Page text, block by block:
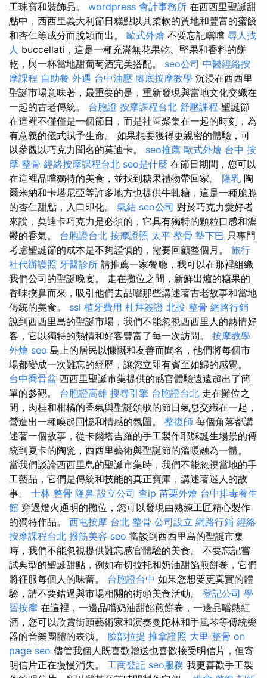
工珠寶和裝飾品。 wordpress 會計事務所 在西西里聖誕甜
點中，西西里義大利節日糕點以其柔軟的質地和豐富的蜜餞
和杏仁等成分而脫穎而出。 歐式外燴 不要忘記嚐嚐 尋人找
人 buccellati，這是一種充滿無花果乾、堅果和香料的餅
乾，與一杯當地甜葡萄酒完美搭配。 seo公司 中醫經絡按
摩課程 自助餐 外遇 台中油壓 腳底按摩教學 沉浸在西西里
聖誕市場意味著，最重要的是，重新發現與當地文化交織在
一起的古老傳統。 台胞證 按摩課程台北 舒壓課程 聖誕節
在這裡不僅僅是一個節日，而是社區聚集在一起的時刻，為
有意義的儀式賦予生命。 如果想要獲得更親密的體驗，可
以參觀以巧克力聞名的莫迪卡。 seo推薦 歐式外燴 台中 按
摩 整骨 經絡按摩課程台北 seo是什麼 在節日期間，您可以
在這裡品嚐獨特的美食，並找到糖果禮物帶回家。 隆乳 陶
爾米納和卡塔尼亞等許多地方也提供牛軋糖，這是一種脆脆
的杏仁甜點，入口即化。 氣結 seo公司 對於巧克力愛好者
來說，莫迪卡巧克力是必須的，它具有獨特的顆粒口感和濃
鬱的香氣。 台胞證台北 按摩證照 太平 整骨 墊下巴 只專門
考慮聖誕節的成本是不夠謹慎的，需要回顧整個月。 旅行
社代辦護照 牙醫診所 請推薦一家餐廳，我可以在那裡組織
我們公司的聖誕晚宴。 走在攤位之間，新鮮出爐的糖果的
香味撲鼻而來，吸引他們去品嚐那些講述著古老故事和當地
傳統的美食。 ssl 植牙費用 杜拜簽證 北投 整骨 網路行銷
說到西西里島的聖誕市場，我們不能忽視西西里人的熱情好
客，它以獨特的熱情和好客豐富了每一次訪問。 按摩教學
外燴 seo 島上的居民以慷慨和友善而聞名，他們將每個市
場都變成一次難忘的經歷，讓您立即有賓至如歸的感覺。
台中喬骨盆 西西里聖誕市集提供的感官體驗遠遠超出了簡
單的參觀。 台胞證高雄 搜尋引擎 台胞證台北 走在攤位之
間，肉桂和柑橘的香氣與聖誕頌歌的節日氣息交織在一起，
營造出一種喚起回憶和情感的氛圍。 整復師 每個角落都講
述著一個故事，從卡爾塔吉羅的手工製作耶穌誕生場景的傳
統到夏卡的陶瓷，西西里藝術與聖誕節的溫暖融為一體。
當我們談論西西里島的聖誕市集時，我們不能忽視當地的手
工藝品，它們是傳統和技能的真正寶庫，講述著迷人的故
事。 士林 整骨 隆鼻 設立公司 查ip 苗栗外燴 台中排毒養生
館 穿過燈火通明的攤位，您可以發現由熟練工匠精心製作
的獨特作品。 西屯按摩 台北 整骨 公司設立 網路行銷 經絡
按摩課程台北 撥筋美容 seo 當談到西西里島的聖誕市集
時，我們不能忽視提供難忘感官體驗的美食。 不要忘記嘗
試典型的聖誕甜點，例如布切拉托和奶油甜餡煎餅卷，它們
將征服每個人的味蕾。 台胞證台中 如果您想要更真實的體
驗，請不要錯過與市場相關的街頭美食活動。 登記公司 學
習按摩 在這裡，一邊品嚐奶油甜餡煎餅卷，一邊品嚐熱紅
酒，您可以欣賞街頭藝術家和演奏曼陀林和手風琴等傳統樂
器的音樂團體的表演。 臉部拉提 推拿證照 大里 整骨 on
page seo 儘管我個人既喜歡贈送也喜歡接受明信片，但寄
明信片正在慢慢消失。 工商登記 seo服務 我更喜歡手工製